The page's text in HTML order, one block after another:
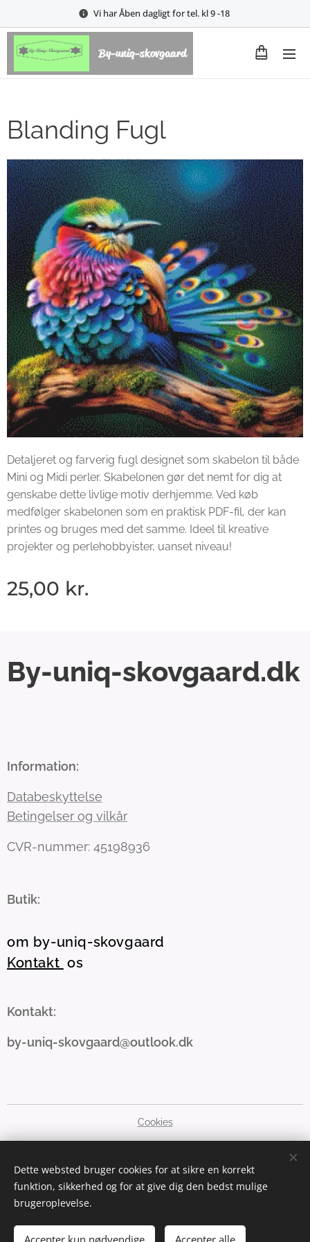
Vi har Åben dagligt for tel. kl 9 -18
By-uniq-skovgaard
Blanding Fugl
Detaljeret og farverig fugl designet som skabelon til både
Mini og Midi perler. Skabelonen gør det nemt for dig at
genskabe dette livlige motiv derhjemme. Ved køb
medfølger skabelonen som en praktisk PDF-fil, der kan
printes og bruges med det samme. Ideel til kreative
projekter og perlehobbyister, uanset niveau!
25,00 kr.
By-uniq-skovgaard.dk
Information:
Databeskyttelse
Betingelser og vilkår
CVR-nummer: 45198936
Butik:
om by-uniq-skovgaard
Kontakt os
Kontakt:
by-uniq-skovgaard@outlook.dk
Cookies
Dansk
English
DKK kr
GBP £ SEK kr NOK kr EUR € PLN zł
Dette websted bruger cookies for at sikre en korrekt
funktion, sikkerhed og for at give dig den bedst mulige
brugeroplevelse.
Accepter kun nødvendige Accepter alle